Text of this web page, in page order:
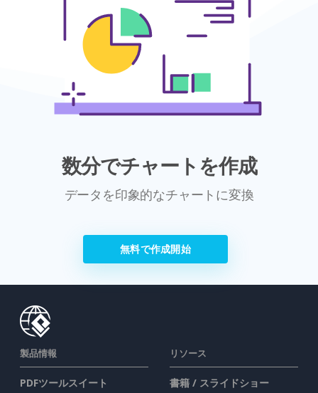
数分でチャートを作成
データを印象的なチャートに変換
無料で作成開始
製品情報
PDFツールスイート
リソース
書籍 / スライドショー